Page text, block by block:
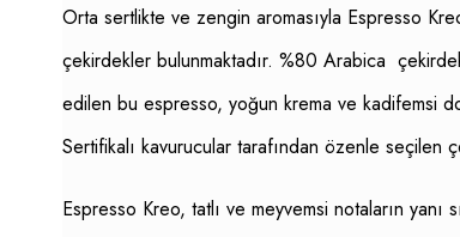
Orta sertlikte ve zengin aromasıyla Espresso
çekirdekler bulunmaktadır. %80 Arabica
edilen bu espresso, yoğun krema ve kadifemsi
Sertifikalı kavurucular tarafından özenle
Espresso Kreo, tatlı ve meyvemsi notaların